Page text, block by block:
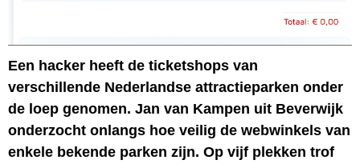
Een hacker heeft de ticketshops van
verschillende Nederlandse attractieparken onder
de loep genomen. Jan van Kampen uit Beverwijk
onderzocht onlangs hoe veilig de webwinkels van
enkele bekende parken zijn. Op vijf plekken trof